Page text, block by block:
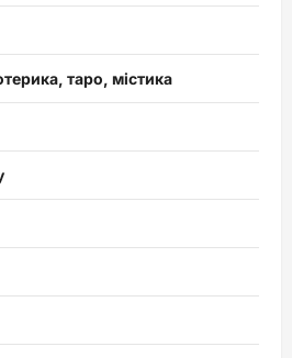
таро, містика